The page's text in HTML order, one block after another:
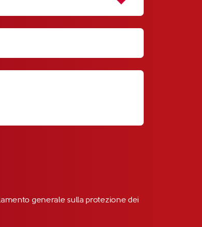
generale sulla protezione dei